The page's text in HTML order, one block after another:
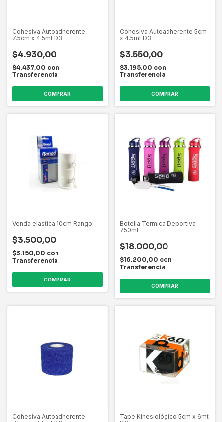
Cohesiva Autoadherente
7.5cm x 4.5mt D3
$4.930,00
$4.437,00 con
Transferencia
Cohesiva Autoadherente 5cm
x 4.5mt D3
$3.550,00
$3.195,00 con
Transferencia
Venda elastica 10cm Rango
$3.500,00
$3.150,00 con
Transferencia
Botella Termica Deportiva
750ml
$18.000,00
$16.200,00 con
Transferencia
COMPRAR
Cohesiva Autoadherente
Tape Kinesiológico 5cm x 6mt